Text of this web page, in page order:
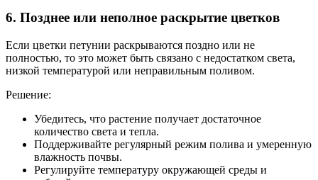
6. Позднее или неполное раскрытие цветков
Если цветки петунии раскрываются поздно или не
полностью, то это может быть связано с недостатком света,
низкой температурой или неправильным поливом.
Решение:
Убедитесь, что растение получает достаточное
количество света и тепла.
Поддерживайте регулярный режим полива и умеренную
влажность почвы.
Регулируйте температуру окружающей среды и